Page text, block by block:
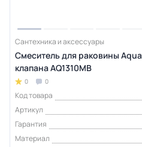
Сантехника и аксессуары
Смеситель для раковины
клапана AQ1310MB
0 0
Код товара
Артикул
Гарантия
Материал